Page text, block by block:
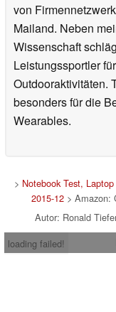
von
Mailand. Neben
Wissenschaft
Leistungssportler
Outdooraktivitäten.
besonders für die
Wearables.
> Notebook Test,
2015-12> Amazon:
Autor: Ronald
loading failed!